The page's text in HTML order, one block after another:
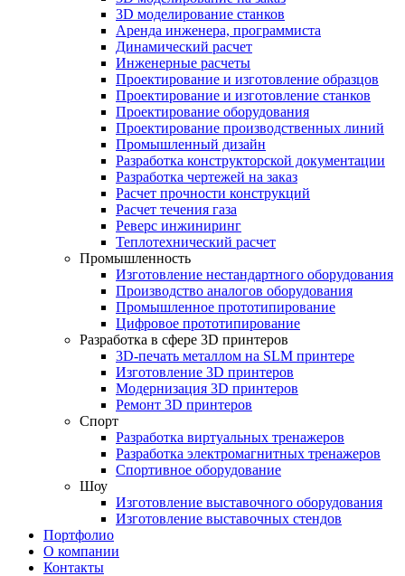
3D моделирование станков
Аренда инженера, программиста
Динамический расчет
Инженерные расчеты
Проектирование и изготовление образцов
Проектирование и изготовление станков
Проектирование оборудования
Проектирование производственных линий
Промышленный дизайн
Разработка конструкторской документации
Разработка чертежей на заказ
Расчет прочности конструкций
Расчет течения газа
Реверс инжиниринг
Теплотехнический расчет
Промышленность
Изготовление нестандартного оборудования
Производство аналогов оборудования
Промышленное прототипирование
Цифровое прототипирование
Разработка в сфере 3D принтеров
3D-печать металлом на SLM принтере
Изготовление 3D принтеров
Модернизация 3D принтеров
Ремонт 3D принтеров
Спорт
Разработка виртуальных тренажеров
Разработка электромагнитных тренажеров
Спортивное оборудование
Шоу
Изготовление выставочного оборудования
Изготовление выставочных стендов
Портфолио
О компании
Контакты